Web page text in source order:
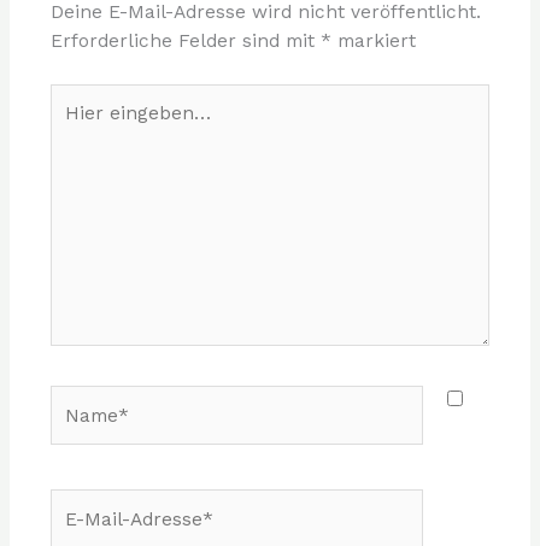
Deine E-Mail-Adresse wird nicht veröffentlicht.
Erforderliche Felder sind mit * markiert
eingeben…
Mail-